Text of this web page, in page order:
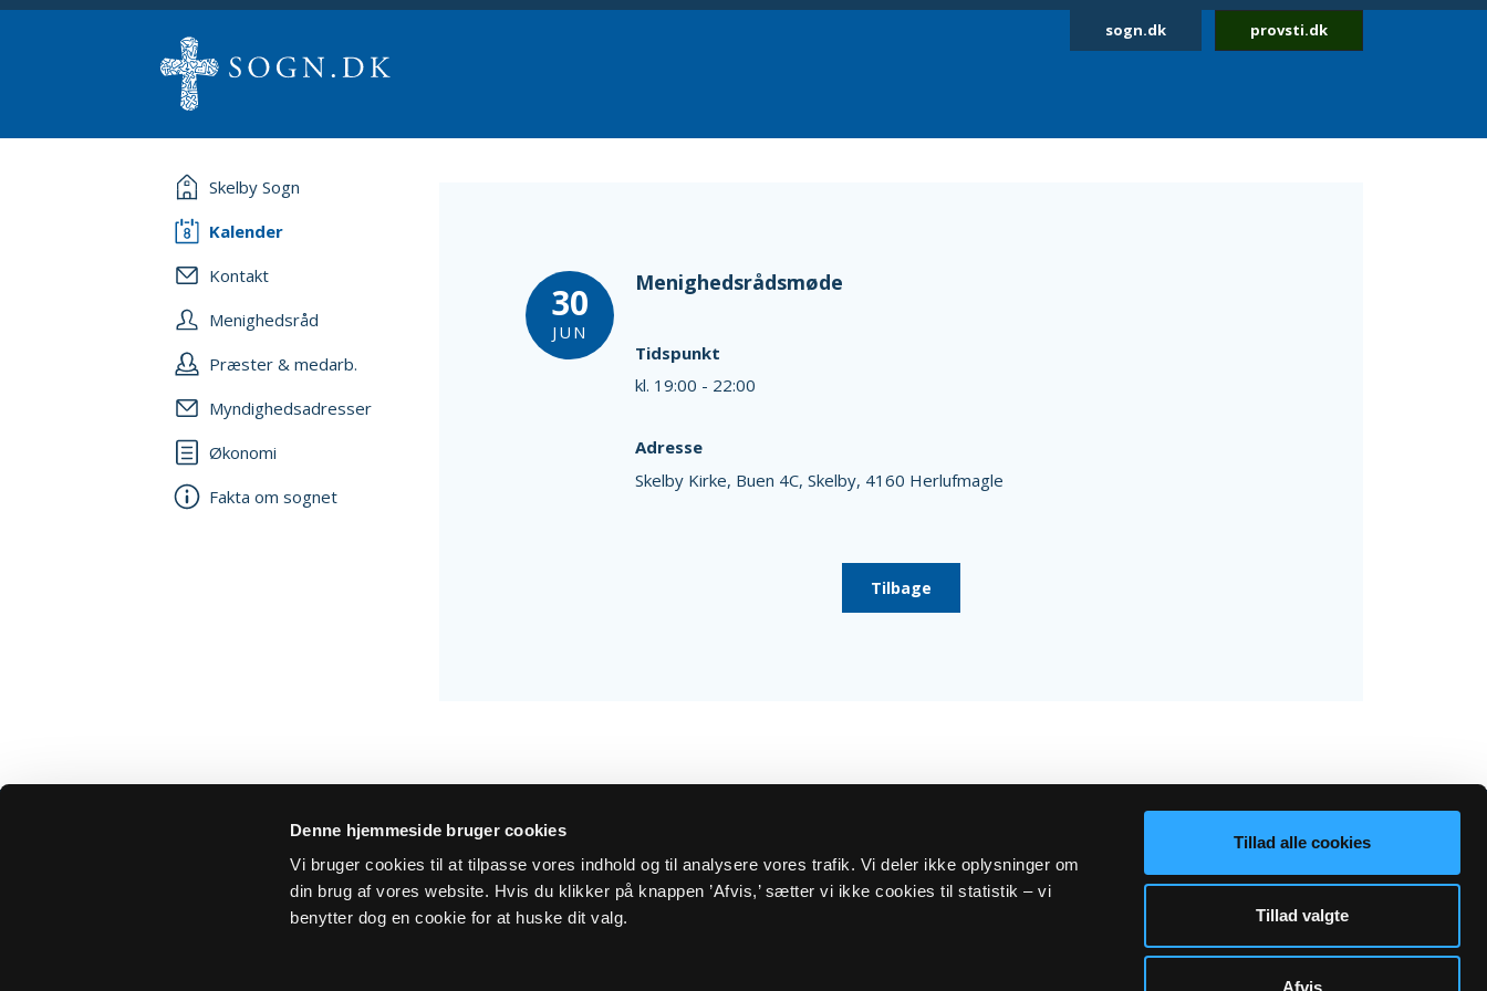
Denne hjemmeside bruger cookies
Vi bruger cookies til at tilpasse vores indhold og til analysere vores trafik. Vi deler ikke oplysninger om
din brug af vores website. Hvis du klikker på knappen ’Afvis,’ sætter vi ikke cookies til statistik – vi
benytter dog en cookie for at huske dit valg.
Tillad alle cookies
Tillad valgte
Afvis
sogn.dk provsti.dk
Skelby Sogn
Kalender
Kontakt
Menighedsråd
Præster & medarb.
Myndighedsadresser
Økonomi
Fakta om sognet
30
JUN
Menighedsrådsmøde
Tidspunkt
kl. 19:00 - 22:00
Adresse
Skelby Kirke, Buen 4C, Skelby, 4160 Herlufmagle
Tilbage
Tilgængelighedserklæring Privatlivs- og cookiepolitikKontakt